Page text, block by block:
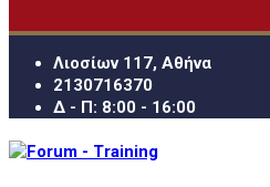
Λιοσίων 117, Αθήνα
2130716370
Δ - Π: 8:00 - 16:00